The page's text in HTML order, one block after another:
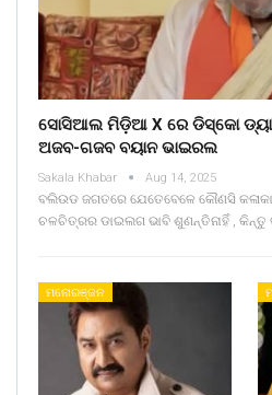
ସୋସିଆଲ ମିଡ଼ିଆ X ରେ ଡିସ୍କୋ
ଅଜବ-ଗଜବ ବୟାନ ଭାଇରଲ
Sakala Khabar Aug 14, 2025
ବଲିଉଡ ଜଗତରେ ଯେତେବେଳେ କୌଣସି
ଚଳଚିତ୍ରର ଡାଇଲଗ ଭାବି ଶୁଣନ୍ତିନାହିଁ , କିନ୍ତୁ
ମନୋରଞ୍ଜନ